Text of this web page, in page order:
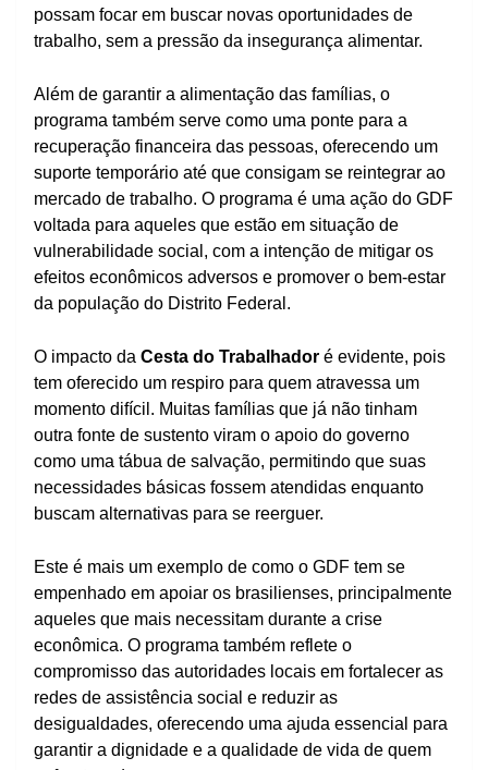
possam focar em buscar novas oportunidades de
trabalho, sem a pressão da insegurança alimentar.
Além de garantir a alimentação das famílias, o
programa também serve como uma ponte para a
recuperação financeira das pessoas, oferecendo um
suporte temporário até que consigam se reintegrar ao
mercado de trabalho. O programa é uma ação do GDF
voltada para aqueles que estão em situação de
vulnerabilidade social, com a intenção de mitigar os
efeitos econômicos adversos e promover o bem-estar
da população do Distrito Federal.
O impacto da Cesta do Trabalhador é evidente, pois
tem oferecido um respiro para quem atravessa um
momento difícil. Muitas famílias que já não tinham
outra fonte de sustento viram o apoio do governo
como uma tábua de salvação, permitindo que suas
necessidades básicas fossem atendidas enquanto
buscam alternativas para se reerguer.
Este é mais um exemplo de como o GDF tem se
empenhado em apoiar os brasilienses, principalmente
aqueles que mais necessitam durante a crise
econômica. O programa também reflete o
compromisso das autoridades locais em fortalecer as
redes de assistência social e reduzir as
desigualdades, oferecendo uma ajuda essencial para
garantir a dignidade e a qualidade de vida de quem